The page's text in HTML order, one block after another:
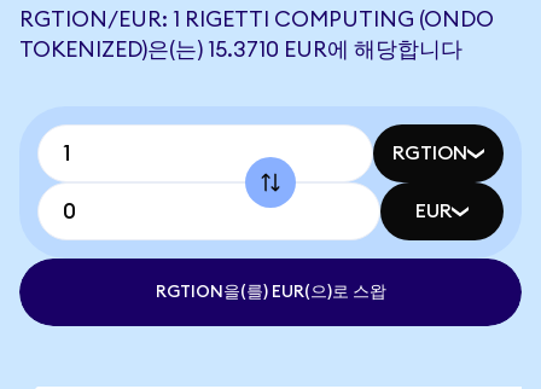
RGTION/EUR: 1 RIGETTI COMPUTING (ONDO
TOKENIZED)은(는) 15.3710 EUR에 해당합니다
RGTION
EUR
RGTION을(를) EUR(으)로 스왑